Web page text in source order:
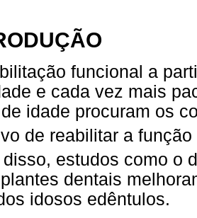
funcional a
e cada vez mais
idade procuram os
de reabilitar a
estudos como o
dentais
idosos edêntulos.